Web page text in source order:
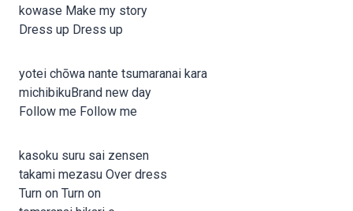
kowase Make my story
Dress up Dress up
yotei chōwa nante tsumaranai kara
michibikuBrand new day
Follow me Follow me
kasoku suru sai zensen
takami mezasu Over dress
Turn on Turn on